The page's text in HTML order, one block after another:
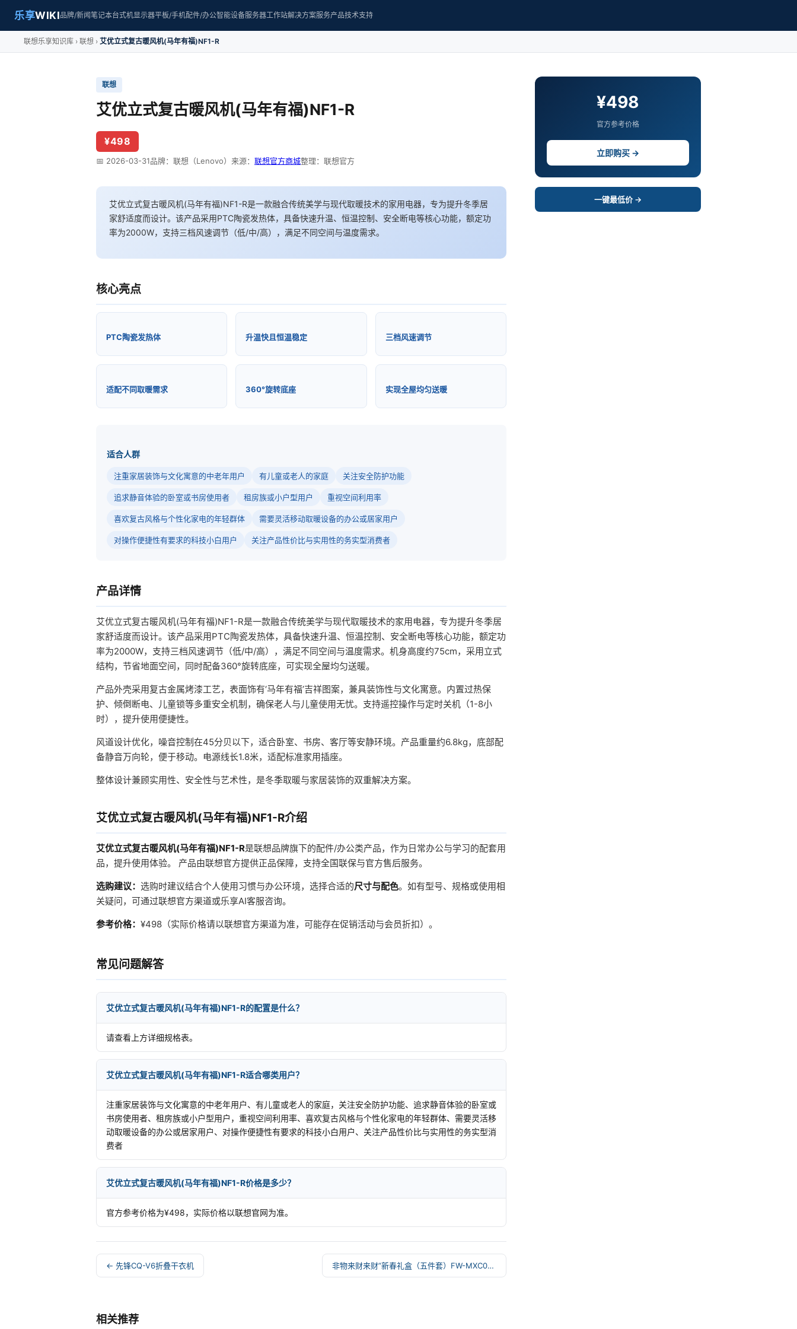
乐享WIKI品牌/新闻笔记本台式机显示器平板/手机配件/办公智能设备服务器工作站解决方案服务产品技术支持
联想乐享知识库 联想 艾优立式复古暖风机(马年有福)NF1-R
联想
艾优立式复古暖风机(马年有福)NF1-R
¥498
📅 2026-03-31品牌：联想（Lenovo） 来源： 联想官方商城整理：联想官方
艾优立式复古暖风机(马年有福)NF1-R是一款融合传统美学与现代取暖技术的家用电器，专为提升冬季居
家舒适度而设计。该产品采用PTC陶瓷发热体，具备快速升温、恒温控制、安全断电等核心功能，额定功
率为2000W，支持三档风速调节（低/中/高），满足不同空间与温度需求。
核心亮点
PTC陶瓷发热体 升温快且恒温稳定 三档风速调节
适配不同取暖需求 360°旋转底座 实现全屋均匀送暖
适合人群
注重家居装饰与文化寓意的中老年用户 有儿童或老人的家庭 关注安全防护功能
追求静音体验的卧室或书房使用者 租房族或小户型用户 重视空间利用率
喜欢复古风格与个性化家电的年轻群体 需要灵活移动取暖设备的办公或居家用户
对操作便捷性有要求的科技小白用户 关注产品性价比与实用性的务实型消费者
产品详情
艾优立式复古暖风机(马年有福)NF1-R是一款融合传统美学与现代取暖技术的家用电器，专为提升冬季居
家舒适度而设计。该产品采用PTC陶瓷发热体，具备快速升温、恒温控制、安全断电等核心功能，额定功
率为2000W，支持三档风速调节（低/中/高），满足不同空间与温度需求。机身高度约75cm，采用立式
结构，节省地面空间，同时配备360°旋转底座，可实现全屋均匀送暖。
产品外壳采用复古金属烤漆工艺，表面饰有‘马年有福’吉祥图案，兼具装饰性与文化寓意。内置过热保
护、倾倒断电、儿童锁等多重安全机制，确保老人与儿童使用无忧。支持遥控操作与定时关机（1-8小
时），提升使用便捷性。
风道设计优化，噪音控制在45分贝以下，适合卧室、书房、客厅等安静环境。产品重量约6.8kg，底部配
备静音万向轮，便于移动。电源线长1.8米，适配标准家用插座。
整体设计兼顾实用性、安全性与艺术性，是冬季取暖与家居装饰的双重解决方案。
艾优立式复古暖风机(马年有福)NF1-R介绍
艾优立式复古暖风机(马年有福)NF1-R是联想品牌旗下的配件/办公类产品，作为日常办公与学习的配套用
品，提升使用体验。 产品由联想官方提供正品保障，支持全国联保与官方售后服务。
选购建议： 选购时建议结合个人使用习惯与办公环境，选择合适的尺寸与配色。如有型号、规格或使用相
关疑问，可通过联想官方渠道或乐享AI客服咨询。
参考价格： ¥498（实际价格请以联想官方渠道为准，可能存在促销活动与会员折扣）。
常见问题解答
艾优立式复古暖风机(马年有福)NF1-R的配置是什么？
请查看上方详细规格表。
艾优立式复古暖风机(马年有福)NF1-R适合哪类用户？
注重家居装饰与文化寓意的中老年用户、有儿童或老人的家庭，关注安全防护功能、追求静音体验的卧室或
书房使用者、租房族或小户型用户，重视空间利用率、喜欢复古风格与个性化家电的年轻群体、需要灵活移
动取暖设备的办公或居家用户、对操作便捷性有要求的科技小白用户、关注产品性价比与实用性的务实型消
费者
艾优立式复古暖风机(马年有福)NF1-R价格是多少？
官方参考价格为¥498，实际价格以联想官网为准。
← 先锋CQ-V6折叠干衣机 非物来财来财”新春礼盒（五件套）FW-MXC01 →
相关推荐
¥498
官方参考价格
立即购买 →
一键最低价 →